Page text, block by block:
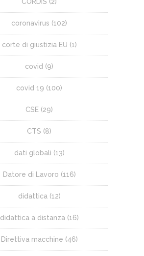
coronavirus (102)
corte di giustizia EU (1)
covid (9)
covid 19 (100)
CSE (29)
CTS (8)
dati globali (13)
Datore di Lavoro (116)
didattica (12)
didattica a distanza (16)
Direttiva macchine (46)